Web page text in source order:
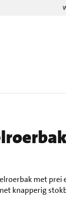
met
knapperig